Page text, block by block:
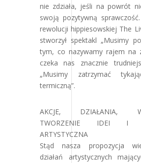
nie zdziała, jeśli na powrót
swoją pozytywną
rewolucji hippiesowskiej The
stworzył spektakl „Musimy
tym, co nazywamy rajem na
czeka nas znacznie
„Musimy zatrzymać
termiczną”.
AKCJE, DZIAŁANIA,
TWORZENIE IDEI I
ARTYSTYCZNA
Stąd nasza propozycja
działań artystycznych